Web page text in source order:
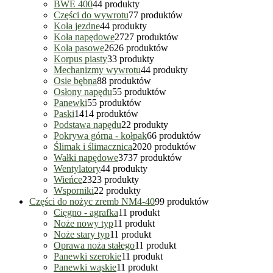
BWE 40044 produkty
Części do wywrotu77 produktów
Koła jezdne44 produkty
Koła napędowe2727 produktów
Koła pasowe2626 produktów
Korpus piasty33 produkty
Mechanizmy wywrotu44 produkty
Osie bębna88 produktów
Osłony napędu55 produktów
Panewki55 produktów
Paski1414 produktów
Podstawa napędu22 produkty
Pokrywa górna - kołpak66 produktów
Ślimak i ślimacznica2020 produktów
Wałki napędowe3737 produktów
Wentylatory44 produkty
Wieńce2323 produkty
Wsporniki22 produkty
Części do nożyc zremb NM4-4099 produktów
Cięgno - agrafka11 produkt
Noże nowy typ11 produkt
Noże stary typ11 produkt
Oprawa noża stałego11 produkt
Panewki szerokie11 produkt
Panewki wąskie11 produkt